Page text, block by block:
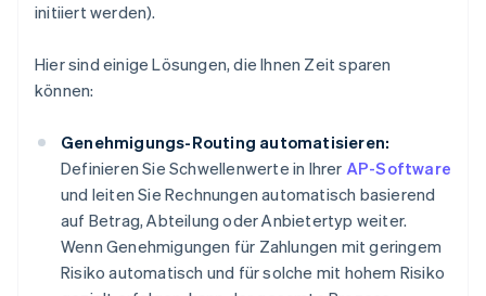
initiiert werden).
Hier sind einige Lösungen, die Ihnen Zeit sparen
können:
Genehmigungs-Routing automatisieren:
Definieren Sie Schwellenwerte in Ihrer AP-Software
und leiten Sie Rechnungen automatisch basierend
auf Betrag, Abteilung oder Anbietertyp weiter.
Wenn Genehmigungen für Zahlungen mit geringem
Risiko automatisch und für solche mit hohem Risiko